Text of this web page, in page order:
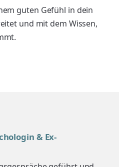
guten Gefühl in dein
und mit dem Wissen,
& Ex-